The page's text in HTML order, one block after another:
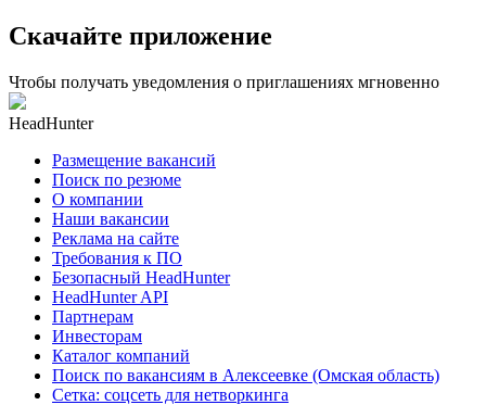
Скачайте приложение
Чтобы получать уведомления о приглашениях мгновенно
HeadHunter
Размещение вакансий
Поиск по резюме
О компании
Наши вакансии
Реклама на сайте
Требования к ПО
Безопасный HeadHunter
HeadHunter API
Партнерам
Инвесторам
Каталог компаний
Поиск по вакансиям в Алексеевке (Омская область)
Сетка: соцсеть для нетворкинга